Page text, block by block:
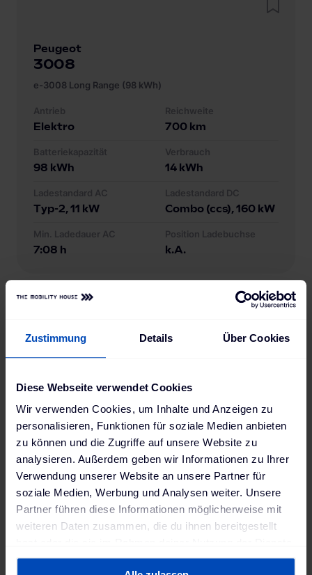
Zustimmung Details Über Cookies
Diese Webseite verwendet Cookies
Wir verwenden Cookies, um Inhalte und Anzeigen zu
personalisieren, Funktionen für soziale Medien anbieten
zu können und die Zugriffe auf unsere Website zu
analysieren. Außerdem geben wir Informationen zu Ihrer
Verwendung unserer Website an unsere Partner für
soziale Medien, Werbung und Analysen weiter. Unsere
Partner führen diese Informationen möglicherweise mit
weiteren Daten zusammen, die du ihnen bereitgestellt
gesammelt haben. Weitere Informationen findest du in
Peugeot
3008
e-3008 Long Range (98 kWh)
Antrieb
Elektro
Reichweite
700 km
Batteriekapazität
98 kWh
Verbrauch
14 kWh
Ladestandard AC
Typ-2, 11 kW
Ladestandard DC
Combo (ccs), 160 kW
Min. Ladedauer AC
7:08 h
Position Ladebuchse
k.A.
Peugeot
e-3008 (73 kWh)
Elektro 525km
Batteriekapazität
73kWh
Verbrauch
16.8kWh
Ladestandard AC
Typ-2, 11 kW
Ladestandard DC
Combo (ccs), 100 kW
5:19 h Links hinten